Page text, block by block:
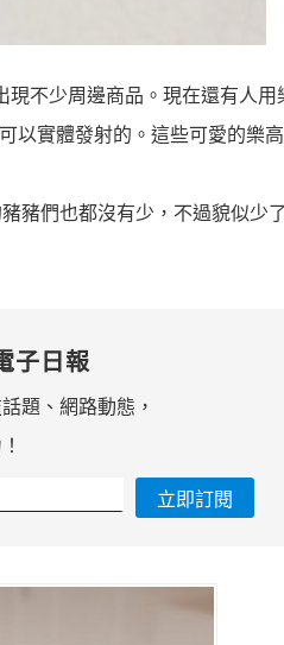
不少周邊商品。現在還有人用
以實體發射的。這些可愛的樂
豬們也都沒有少，不過貌似少
子日報
題、網路動態，
立即訂閱